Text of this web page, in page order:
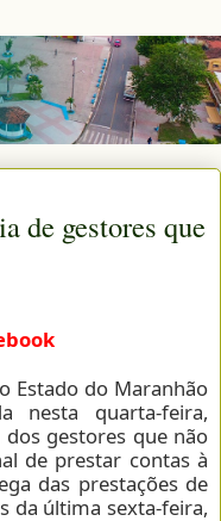
de gestores que
Estado do Maranhão
nesta quarta-feira,
gestores que não
de prestar contas à
das prestações de
da última sexta-feira,